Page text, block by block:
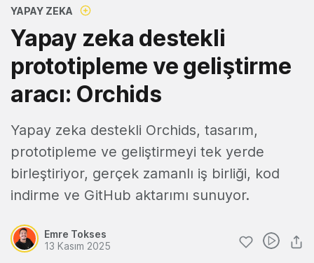
YAPAY ZEKA
Yapay zeka destekli
prototipleme ve geliştirme
aracı: Orchids
Yapay zeka destekli Orchids, tasarım,
prototipleme ve geliştirmeyi tek yerde
birleştiriyor, gerçek zamanlı iş birliği, kod
indirme ve GitHub aktarımı sunuyor.
Emre Tokses
13 Kasım 2025